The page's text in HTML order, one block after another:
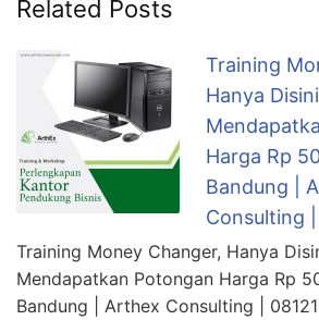
Related Posts
Training
Hanya
Harga Rp
Bandung |
Consulting
Training Money Changer, Hanya
Mendapatkan Potongan Harga Rp
Bandung | Arthex Consulting |